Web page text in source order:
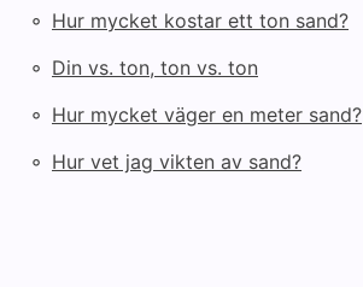
◦ Hur mycket kostar ett ton sand?
◦ Din vs. ton, ton vs. ton
◦ Hur mycket väger en meter sand?
◦ Hur vet jag vikten av sand?